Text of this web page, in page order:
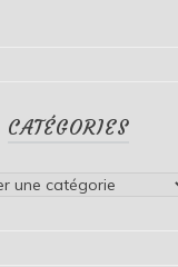
CATÉGORIES